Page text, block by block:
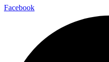
Facebook